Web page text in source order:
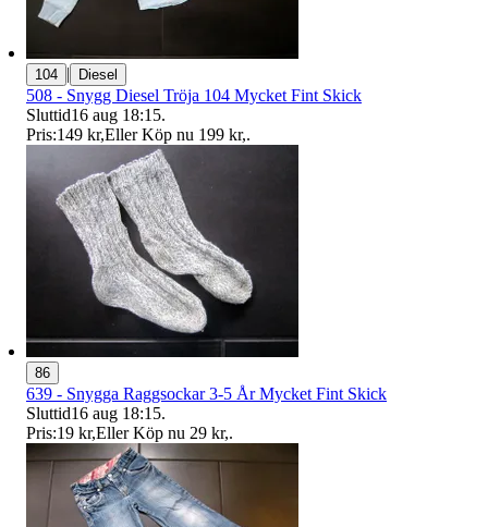
104 | Diesel
508 - Snygg Diesel Tröja 104 Mycket Fint Skick
Sluttid16 aug 18:15.
Pris:149 kr,Eller Köp nu 199 kr,.
86
639 - Snygga Raggsockar 3-5 År Mycket Fint Skick
Sluttid16 aug 18:15.
Pris:19 kr,Eller Köp nu 29 kr,.